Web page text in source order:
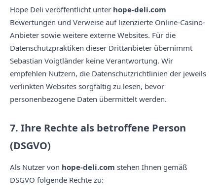
Hope Deli veröffentlicht unter hope-deli.com
Bewertungen und Verweise auf lizenzierte Online-Casino-
Anbieter sowie weitere externe Websites. Für die
Datenschutzpraktiken dieser Drittanbieter übernimmt
Sebastian Voigtländer keine Verantwortung. Wir
empfehlen Nutzern, die Datenschutzrichtlinien der jeweils
verlinkten Websites sorgfältig zu lesen, bevor
personenbezogene Daten übermittelt werden.
7. Ihre Rechte als betroffene Person
(DSGVO)
Als Nutzer von hope-deli.com stehen Ihnen gemäß
DSGVO folgende Rechte zu: